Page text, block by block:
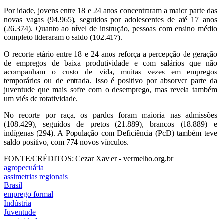
Por idade, jovens entre 18 e 24 anos concentraram a maior parte das
novas vagas (94.965), seguidos por adolescentes de até 17 anos
(26.374). Quanto ao nível de instrução, pessoas com ensino médio
completo lideraram o saldo (102.417).
O recorte etário entre 18 e 24 anos reforça a percepção de geração
de empregos de baixa produtividade e com salários que não
acompanham o custo de vida, muitas vezes em empregos
temporários ou de entrada. Isso é positivo por absorver parte da
juventude que mais sofre com o desemprego, mas revela também
um viés de rotatividade.
No recorte por raça, os pardos foram maioria nas admissões
(108.429), seguidos de pretos (21.889), brancos (18.889) e
indígenas (294). A População com Deficiência (PcD) também teve
saldo positivo, com 774 novos vínculos.
FONTE/CRÉDITOS: Cezar Xavier - vermelho.org.br
agropecuária
assimetrias regionais
Brasil
emprego formal
Indústria
Juventude